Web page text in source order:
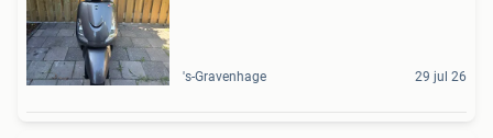
's-Gravenhage 29 jul 26